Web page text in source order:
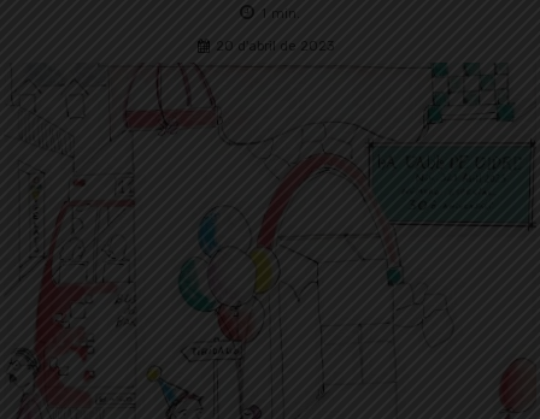
1 min.
20 d'abril de 2023